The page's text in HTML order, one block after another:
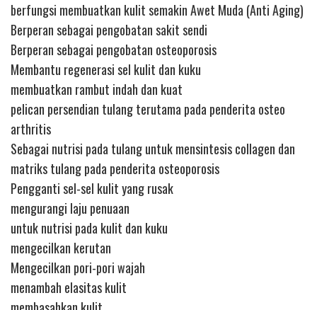
berfungsi membuatkan kulit semakin Awet Muda (Anti Aging)
Berperan sebagai pengobatan sakit sendi
Berperan sebagai pengobatan osteoporosis
Membantu regenerasi sel kulit dan kuku
membuatkan rambut indah dan kuat
pelican persendian tulang terutama pada penderita osteo
arthritis
Sebagai nutrisi pada tulang untuk mensintesis collagen dan
matriks tulang pada penderita osteoporosis
Pengganti sel-sel kulit yang rusak
mengurangi laju penuaan
untuk nutrisi pada kulit dan kuku
mengecilkan kerutan
Mengecilkan pori-pori wajah
menambah elasitas kulit